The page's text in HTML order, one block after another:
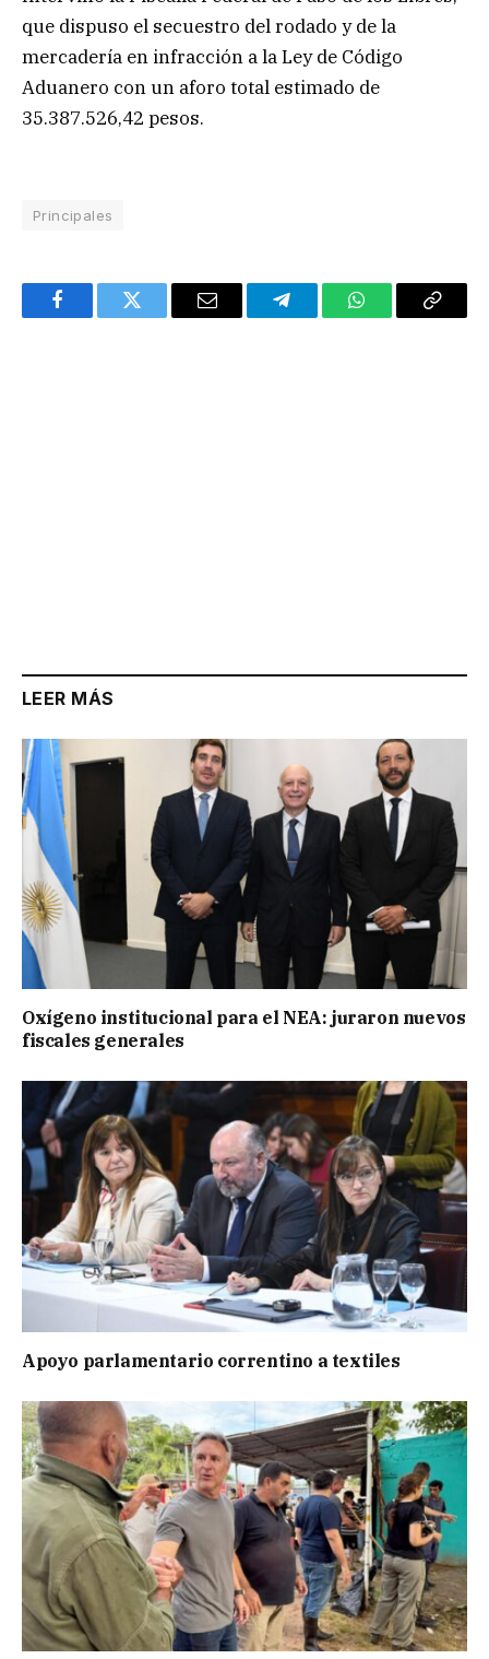
que dispuso el secuestro del rodado y de la
mercadería en infracción a la Ley de Código
Aduanero con un aforo total estimado de
35.387.526,42 pesos.
Principales
FacebookTwitter Email TelegramWhatsAppCopy
LEER MÁS
Oxígeno institucional para el NEA: juraron nuevos
fiscales generales
Apoyo parlamentario correntino a textiles